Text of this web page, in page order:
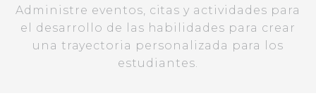
Administre eventos, citas y actividades para
el desarrollo de las habilidades para crear
una trayectoria personalizada para los
estudiantes.